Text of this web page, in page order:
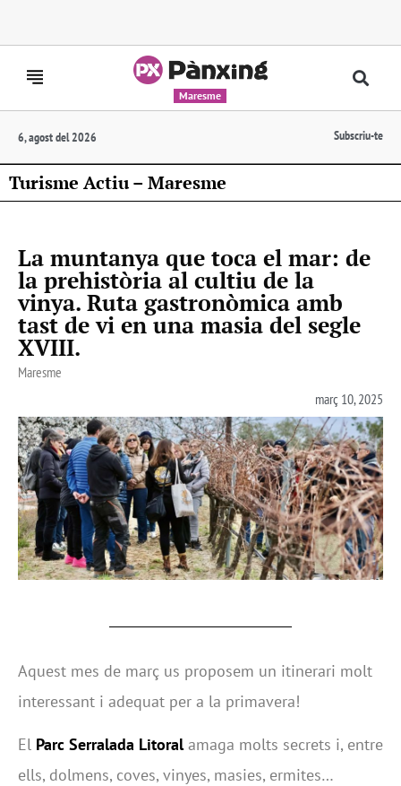
Maresme
6, agost del 2026 Subscriu-te
Turisme Actiu – Maresme
La muntanya que toca el mar: de
la prehistòria al cultiu de la
vinya. Ruta gastronòmica amb
tast de vi en una masia del segle
XVIII.
Maresme
març 10, 2025
Aquest mes de març us proposem un itinerari molt
interessant i adequat per a la primavera!
El Parc Serralada Litoralamaga molts secrets i, entre
ells, dolmens, coves, vinyes, masies, ermites…